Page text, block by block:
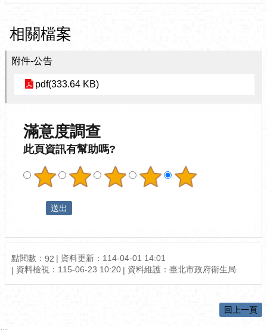
相關檔案
附件-公告
pdf(333.64 KB)
滿意度調查
此頁資訊有幫助嗎?
點閱數： 92
資料更新：114-04-01 14:01
資料檢視：115-06-23 10:20
資料維護：臺北市政府衛生局
回上一頁